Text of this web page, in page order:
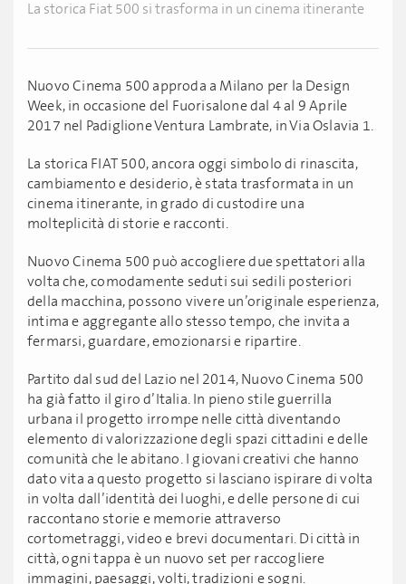
La storica Fiat 500 si trasforma in un cinema itinerante
Nuovo Cinema 500 approda a Milano per la Design
Week, in occasione del Fuorisalone dal 4 al 9 Aprile
2017 nel Padiglione Ventura Lambrate, in Via Oslavia 1.
La storica FIAT 500, ancora oggi simbolo di rinascita,
cambiamento e desiderio, è stata trasformata in un
cinema itinerante, in grado di custodire una
molteplicità di storie e racconti.
Nuovo Cinema 500 può accogliere due spettatori alla
volta che, comodamente seduti sui sedili posteriori
della macchina, possono vivere un’originale esperienza,
intima e aggregante allo stesso tempo, che invita a
fermarsi, guardare, emozionarsi e ripartire.
Partito dal sud del Lazio nel 2014, Nuovo Cinema 500
ha già fatto il giro d’Italia. In pieno stile guerrilla
urbana il progetto irrompe nelle città diventando
elemento di valorizzazione degli spazi cittadini e delle
comunità che le abitano. I giovani creativi che hanno
dato vita a questo progetto si lasciano ispirare di volta
in volta dall’identità dei luoghi, e delle persone di cui
raccontano storie e memorie attraverso
cortometraggi, video e brevi documentari. Di città in
città, ogni tappa è un nuovo set per raccogliere
immagini, paesaggi, volti, tradizioni e sogni.